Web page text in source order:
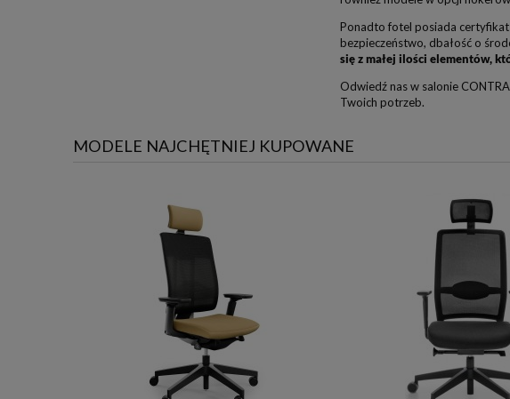
Ponadto fotel posiada
bezpieczeństwo, dbałość o
się z małej ilości elementów,
Odwiedź nas w salonie
Twoich potrzeb.
MODELE NAJCHĘTNIEJ KUPOWANE